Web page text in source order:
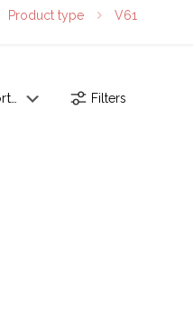
Product type V61
Filters